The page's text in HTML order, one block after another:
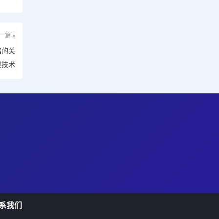
篇 »
关
术
我们